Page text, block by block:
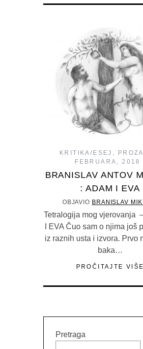
KRITIKA/ESEJ , PROZA
FEBRUARA, 2018
BRANISLAV ANTOV
: ADAM I EVA
OBJAVIO BRANISLAV
Tetralogija mog vjerovanja
I EVA Čuo sam o njima još
iz raznih usta i izvora. Prvo
baka…
PROČITAJTE VIŠE
Pretraga